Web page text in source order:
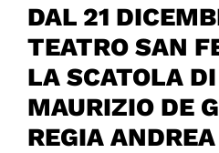
DAL 21
TEATRO SAN
LA SCATOLA
MAURIZIO DE
REGIA